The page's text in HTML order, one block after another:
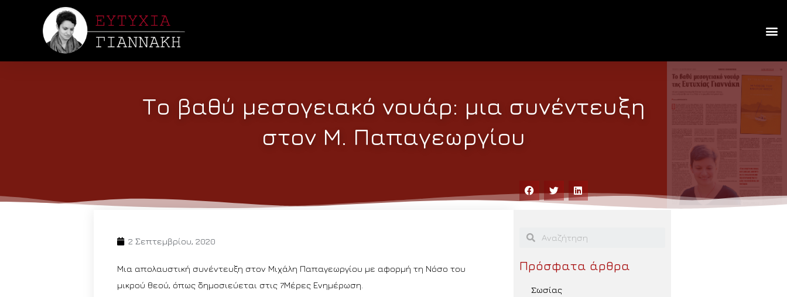
Το βαθύ μεσογειακό νουάρ: μια συνέντευξη
στον Μ. Παπαγεωργίου
2 Σεπτεμβρίου, 2020
Μια απολαυστική συνέντευξη στον Μιχάλη Παπαγεωργίου με αφορμή τη Νόσο του
μικρού θεού, όπως δημοσιεύεται στις 7Μέρες Ενημέρωση.
Πρόσφατα άρθρα
Σωσίας